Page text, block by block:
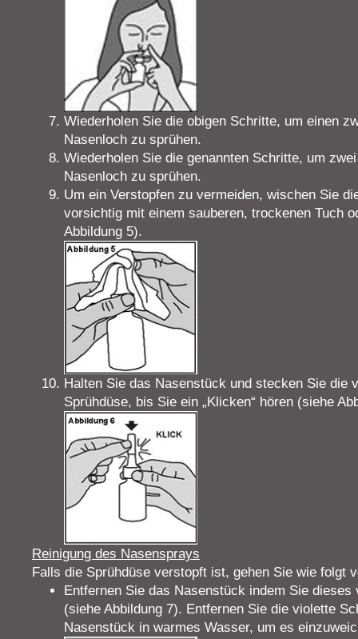
Wiederholen Sie die obigen Schritte, um einen
Nasenloch zu sprühen.
Wiederholen Sie die genannten Schritte, um
Nasenloch zu sprühen.
Um ein Verstopfen zu vermeiden, wischen Sie
vorsichtig mit einem sauberen, trockenen Tuch
Abbildung 5).
Halten Sie das Nasenstück und stecken Sie die
Sprühdüse, bis Sie ein „Klicken“ hören (siehe
Reinigung des Nasensprays
Falls die Sprühdüse verstopft ist, gehen Sie wie folgt
Entfernen Sie das Nasenstück indem Sie
(siehe Abbildung 7). Entfernen Sie die violette
Nasenstück in warmes Wasser, um es